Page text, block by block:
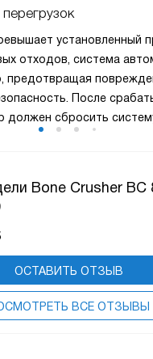
фрукты, овощи, остатки
жидкую массу, которая
Бытовые
удобство и
неприятных
мусора.
установленный
отходов, система
предотвращая
После
должен сбросить
Bone Crusher BC
ОСТАВИТЬ ОТЗЫВ
ВСЕ ОТЗЫВЫ